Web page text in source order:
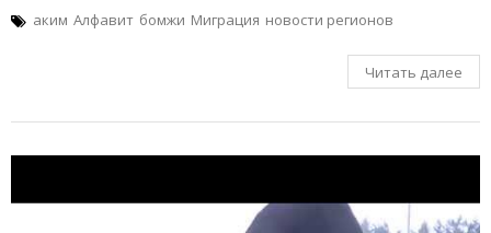
аким Алфавит бомжи Миграция новости регионов
Читать далее